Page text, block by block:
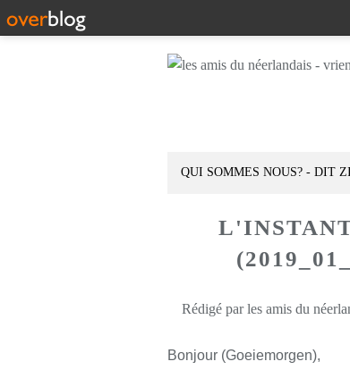
QUI SOMMES NOUS? - DIT
Rédigé par les amis du
Bonjour (Goeiemorgen),